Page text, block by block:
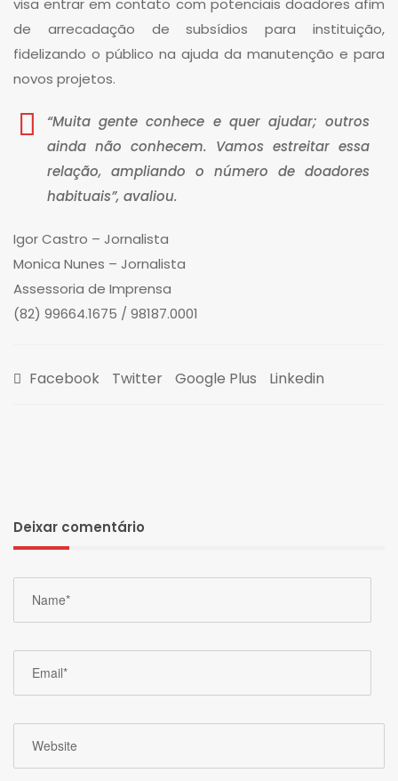
visa entrar em contato com potenciais doadores afim
de arrecadação de subsídios para instituição,
fidelizando o público na ajuda da manutenção e para
novos projetos.
“Muita gente conhece e quer ajudar; outros
ainda não conhecem. Vamos estreitar essa
relação, ampliando o número de doadores
habituais”, avaliou.
Igor Castro – Jornalista
Monica Nunes – Jornalista
Assessoria de Imprensa
(82) 99664.1675 / 98187.0001
Facebook Twitter Google Plus Linkedin
Deixar comentário